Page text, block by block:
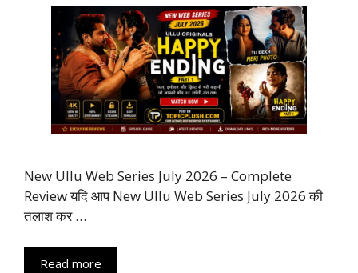
New Ullu Web Series July 2026 – Complete
Review यदि आप New Ullu Web Series July 2026 की
तलाश कर …
Read more